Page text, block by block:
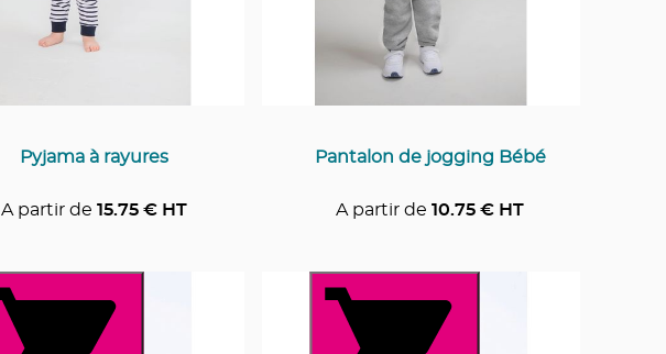
Pyjama à rayures
A partir de 15.75 € HT
Pantalon de jogging Bébé
A partir de 10.75 € HT